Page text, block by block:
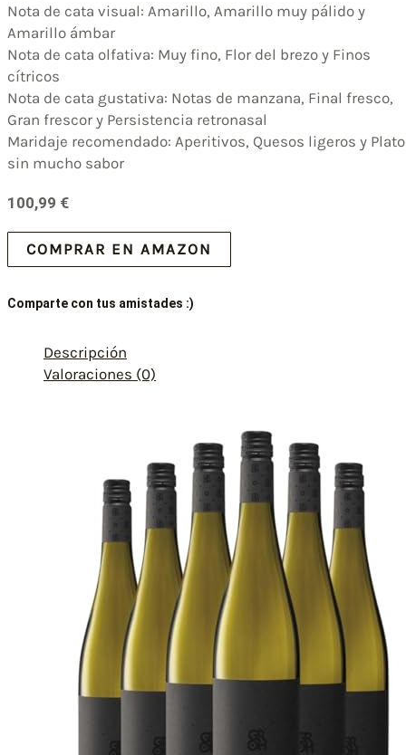
Nota de cata visual: Amarillo, Amarillo muy pálido y
Amarillo ámbar
Nota de cata olfativa: Muy fino, Flor del brezo y Finos
cítricos
Nota de cata gustativa: Notas de manzana, Final fresco,
Gran frescor y Persistencia retronasal
Maridaje recomendado: Aperitivos, Quesos ligeros y
sin mucho sabor
100,99 €
COMPRAR EN AMAZON
Comparte con tus amistades :)
Descripción
Valoraciones (0)